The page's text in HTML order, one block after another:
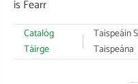
is Fearr
Catalóg
Táirge
Taispeáin
Taispeána